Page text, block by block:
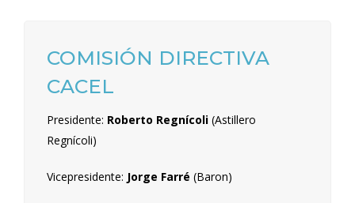
COMISIÓN DIRECTIVA
CACEL
Presidente: Roberto Regnícoli (Astillero
Regnícoli)
Vicepresidente: Jorge Farré (Baron)